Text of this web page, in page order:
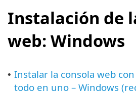
Instalación de
web: Windows
• Instalar la consola web
todo en uno – Windows